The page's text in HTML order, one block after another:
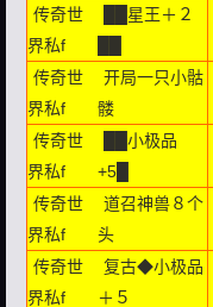
传奇世
界私f
██星王＋２
传奇世
界私f
开局一只小骷
髅
传奇世
界私f
██小极品
+5█
传奇世
界私f
道召神兽８个
头
传奇世
界私f
复古◆小极品
＋５